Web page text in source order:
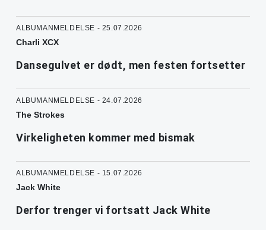
ALBUMANMELDELSE - 25.07.2026
Charli XCX
Dansegulvet er dødt, men festen fortsetter
ALBUMANMELDELSE - 24.07.2026
The Strokes
Virkeligheten kommer med bismak
ALBUMANMELDELSE - 15.07.2026
Jack White
Derfor trenger vi fortsatt Jack White